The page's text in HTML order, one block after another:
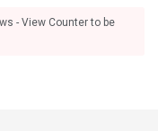
- View Counter to be